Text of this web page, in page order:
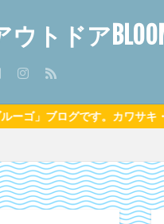
ドア
ワサキ・SEA-DOO・トー